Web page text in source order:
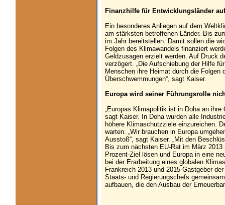
Finanzhilfe für Entwicklungsländer
Ein besonderes Anliegen auf dem
am stärksten betroffenen Länder. Bis
im Jahr bereitstellen. Damit sollen die
Folgen des Klimawandels finanziert
Geldzusagen erzielt werden. Auf Druck
verzögert. „Die Aufschiebung der Hilfe
Menschen ihre Heimat durch die Folgen
Überschwemmungen“, sagt Kaiser.
Europa wird seiner Führungsrolle
„Europas Klimapolitik ist in Doha an
sagt Kaiser. In Doha wurden alle
höhere Klimaschutzziele einzureichen.
warten. „Wir brauchen in Europa
Ausstoß“, sagt Kaiser. „Mit den
Bis zum nächsten EU-Rat im März
Prozent-Ziel lösen und Europa in eine
bei der Erarbeitung eines globalen
Frankreich 2013 und 2015 Gastgeber
Staats- und Regierungschefs
aufbauen, die den Ausbau der